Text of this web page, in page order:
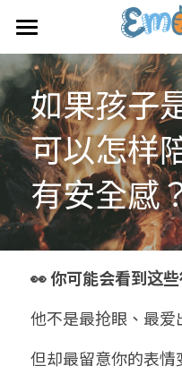
圖冊
Emo 商店
所有商品分類
情緒蔬菜小伙伴
關於我們
我們的服務
媒體報導
合作機構
聯絡我們
搜索
如果孩子
可以怎样
有安全感
👀 你可能会看到这些
他不是最抢眼、最爱
但却最留意你的表情
所有商品分類